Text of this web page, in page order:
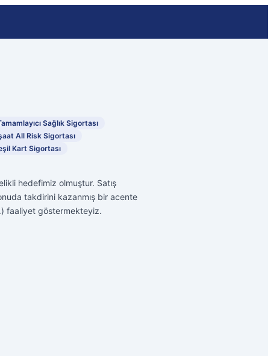
Sağlık Sigortası
All Risk Sigortası
Kart Sigortası
hedefimiz olmuştur. Satış
takdirini kazanmış bir acente
faaliyet göstermekteyiz.